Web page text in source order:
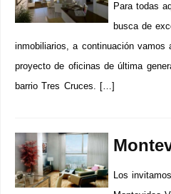
Para todas
busca de
inmobiliarios, a continuación vamos
proyecto de oficinas de última
barrio Tres Cruces. […]
Los